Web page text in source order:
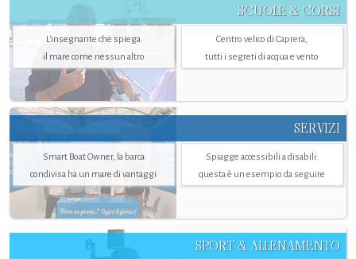
SCUOLE & CORSI
L'insegnante che spiega
il mare come nessun altro
Centro velico di Caprera,
tutti i segreti di acqua e vento
SERVIZI
Smart Boat Owner, la barca
condivisa ha un mare di vantaggi
Spiagge accessibili a disabili:
questa è un esempio da seguire
SPORT & ALLENAMENTO